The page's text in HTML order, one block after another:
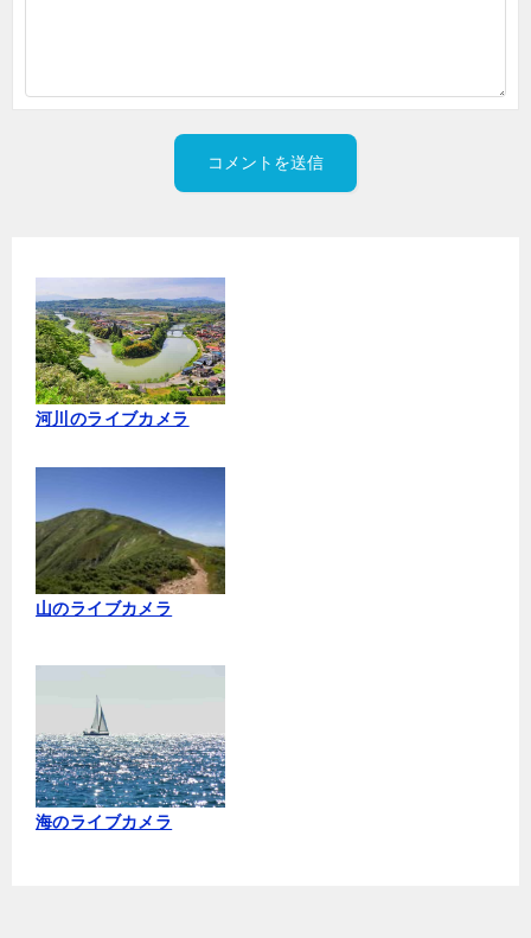
河川のライブカメラ
山のライブカメラ
海のライブカメラ